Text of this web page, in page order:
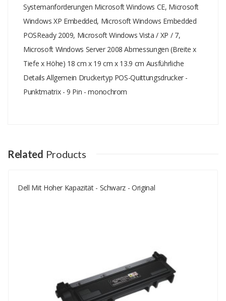
Systemanforderungen Microsoft Windows CE, Microsoft
Windows XP Embedded, Microsoft Windows Embedded
POSReady 2009, Microsoft Windows Vista / XP / 7,
Microsoft Windows Server 2008 Abmessungen (Breite x
Tiefe x Höhe) 18 cm x 19 cm x 13.9 cm Ausführliche
Details Allgemein Druckertyp POS-Quittungsdrucker -
Punktmatrix - 9 Pin - monochrom
Your Name
Related Products
Dell Mit Hoher Kapazität - Schwarz - Original